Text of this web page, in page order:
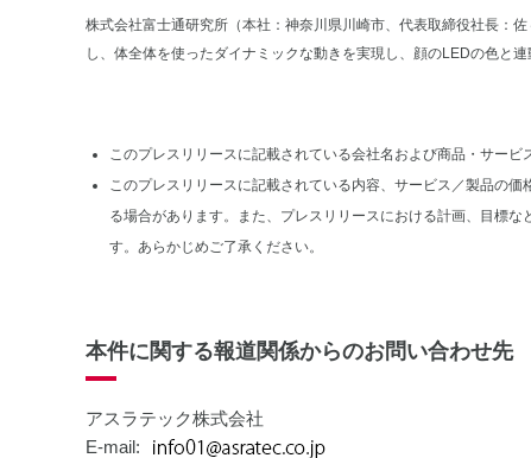
株式会社富士通研究所（本社：神奈川県川崎市、代表取締役社長：
し、体全体を使ったダイナミックな動きを実現し、顔のLEDの色と
このプレスリリースに記載されている会社名および商品・サービ
このプレスリリースに記載されている内容、サービス／製品の
る場合があります。また、プレスリリースにおける計画、目標
す。あらかじめご了承ください。
本件に関する報道関係からのお問い合わせ先
アスラテック株式会社
E-mail: